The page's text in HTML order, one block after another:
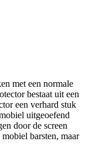
met een normale
bestaat uit een
een verhard stuk
uitgeoefend
door de screen
barsten, maar